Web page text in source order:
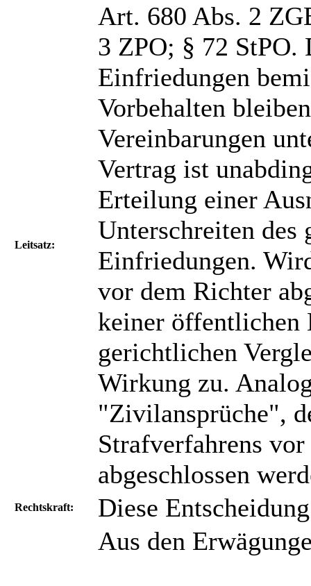
Leitsatz:
Art. 680 Abs. 2
3 ZPO; § 72 StPO.
Einfriedungen
Vorbehalten
Vereinbarungen
Vertrag ist
Erteilung einer
Unterschreiten des
Einfriedungen.
vor dem Richter
keiner öffentlichen
gerichtlichen
Wirkung zu.
"Zivilansprüche",
Strafverfahrens
abgeschlossen
Rechtskraft:
Diese
Aus den